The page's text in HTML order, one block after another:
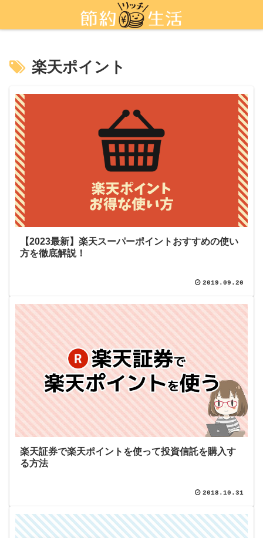
新しい節約術「ポイ活」を活用しよう
楽天ポイント
【2023最新】楽天スーパーポイントおすすめの使い
方を徹底解説！
2019.09.20
楽天証券で楽天ポイントを使って投資信託を購入す
る方法
2018.10.31